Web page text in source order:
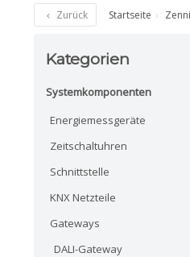
Zurück Startseite
Kategorien
Systemkomponenten
Energiemessgeräte
Zeitschaltuhren
Schnittstelle
KNX Netzteile
Gateways
DALI-Gateway